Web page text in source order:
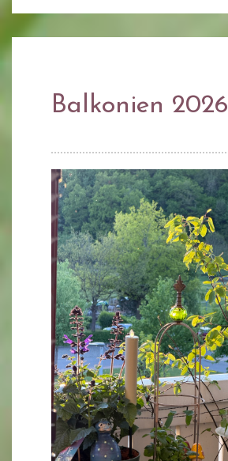
Balkonien 2026